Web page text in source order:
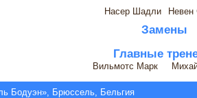
Насер Шадли
Невен
Замены
Главные
Вильмотс Марк
Бодуэн», Брюссель, Бельгия